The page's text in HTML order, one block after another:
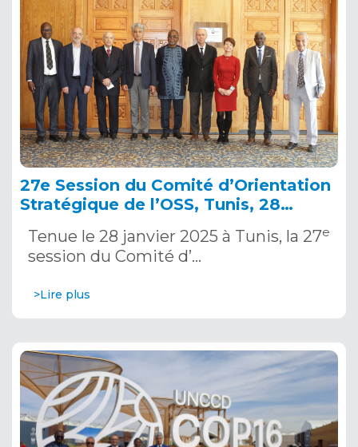
27e Session du Comité d’Orientation
Stratégique de l’OSS, Tunis, 28
Tenue le 28 janvier 2025 à Tunis, la 27e
session du Comité d’…
>Lire plus